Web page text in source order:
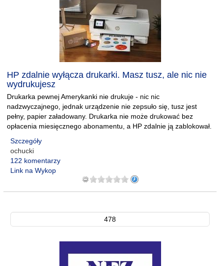
HP zdalnie wyłącza drukarki. Masz tusz, ale nic nie
wydrukujesz
Drukarka pewnej Amerykanki nie drukuje - nic nic
nadzwyczajnego, jednak urządzenie nie zepsuło się, tusz jest
pełny, papier załadowany. Drukarka nie może drukować bez
opłacenia miesięcznego abonamentu, a HP zdalnie ją zablokował.
Szczegóły
ochucki
122 komentarzy
Link na Wykop
478